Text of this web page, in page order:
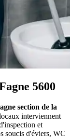
5600
section de la
interviennent
et
soucis d'éviers, WC